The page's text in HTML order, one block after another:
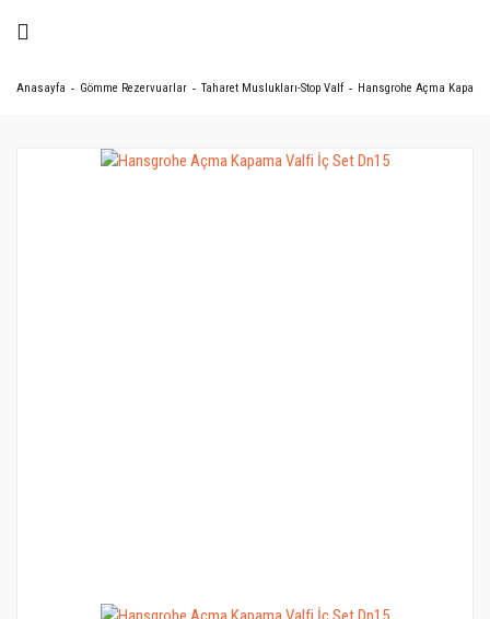
Anasayfa Gömme Rezervuarlar Taharet Muslukları-Stop Valf Hansgrohe Açma